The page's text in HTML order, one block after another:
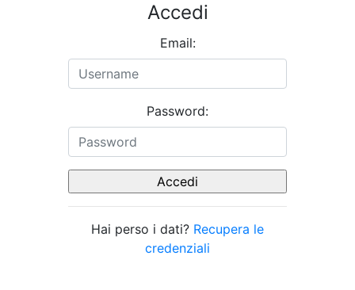
Accedi
Email:
Password:
Hai perso i dati? Recupera le
credenziali